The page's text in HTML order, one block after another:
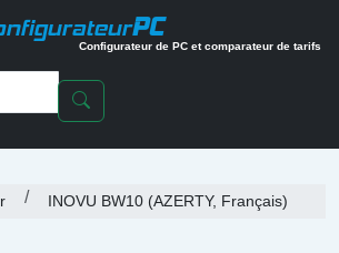
PC
Configurateur de PC et comparateur de tarifs
INOVU BW10 (AZERTY, Français)